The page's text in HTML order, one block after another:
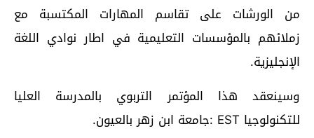
من الورشات على تقاسم المهارات المكتسبة مع
زملائهم بالمؤسسات التعليمية في اطار نوادي اللغة
الإنجليزية.
وسينعقد هذا المؤتمر التربوي بالمدرسة العليا
للتكنولوجيا EST :جامعة ابن زهر بالعيون.